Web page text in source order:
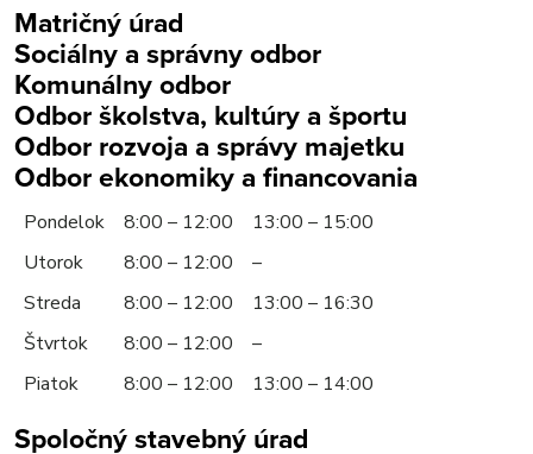
Matričný úrad
Sociálny a správny odbor
Komunálny odbor
Odbor školstva, kultúry a športu
Odbor rozvoja a správy majetku
Odbor ekonomiky a financovania
Pondelok 8:00 – 12:00
13:00 – 15:00
Utorok
8:00 – 12:00
–
Streda
8:00 – 12:00
13:00 – 16:30
Štvrtok
8:00 – 12:00
–
Piatok
8:00 – 12:00 13:00 – 14:00
Spoločný stavebný úrad